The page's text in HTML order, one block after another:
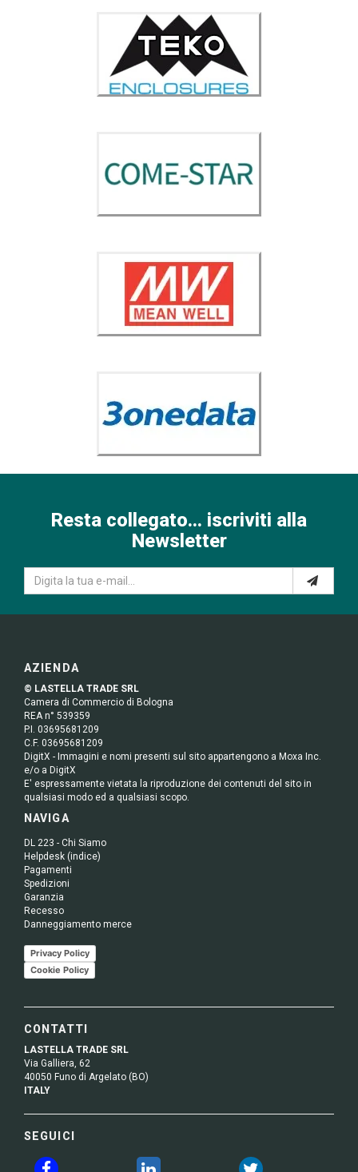
Resta collegato... iscriviti alla
Newsletter
AZIENDA
© LASTELLA TRADE SRL
Camera di Commercio di Bologna
REA n° 539359
P.I. 03695681209
C.F. 03695681209
DigitX - Immagini e nomi presenti sul sito appartengono a Moxa Inc.
e/o a DigitX
E' espressamente vietata la riproduzione dei contenuti del sito in
qualsiasi modo ed a qualsiasi scopo.
NAVIGA
DL 223 - Chi Siamo
Helpdesk (indice)
Pagamenti
Spedizioni
Garanzia
Recesso
Danneggiamento merce
Privacy Policy
Cookie Policy
CONTATTI
LASTELLA TRADE SRL
Via Galliera, 62
40050 Funo di Argelato (BO)
ITALY
SEGUICI